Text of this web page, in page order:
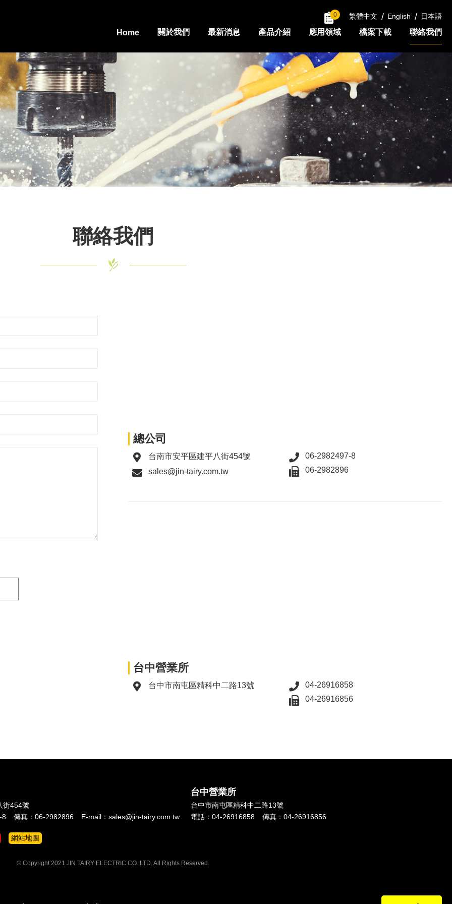
0 繁體中文 English 日本語
Home 關於我們 最新消息 產品介紹 應用領域 檔案下載 聯絡我們
聯絡我們
總公司
台南市安平區建平八街454號
sales@jin-tairy.com.tw
06-2982497-8
06-2982896
台中營業所
台中市南屯區精科中二路13號
04-26916858
04-26916856
街454號
8
傳真： 06-2982896 E-mail： sales@jin-tairy.com.tw
網站地圖
台中營業所
台中市南屯區精科中二路13號
電話： 04-26916858 傳真： 04-26916856
© Copyright 2021 JIN TAIRY ELECTRIC CO.,LTD. All Rights Reserved.